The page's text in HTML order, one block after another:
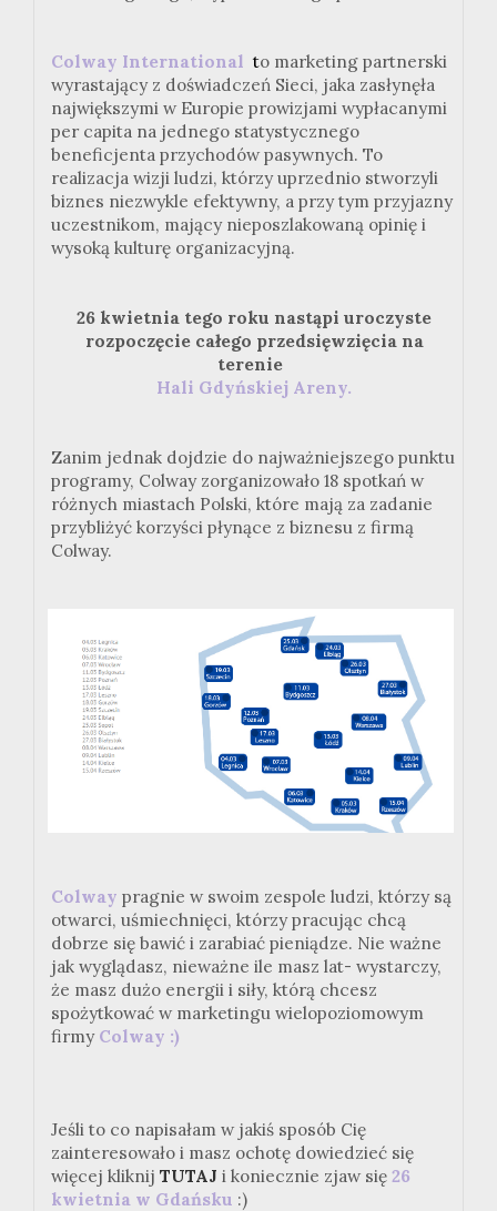
Colway Internationalto marketing partnerski
wyrastający z doświadczeń Sieci, jaka zasłynęła
największymi w Europie prowizjami wypłacanymi
per capita na jednego statystycznego
beneficjenta przychodów pasywnych. To
realizacja wizji ludzi, którzy uprzednio stworzyli
biznes niezwykle efektywny, a przy tym przyjazny
uczestnikom, mający nieposzlakowaną opinię i
wysoką kulturę organizacyjną.
26 kwietnia tego roku nastąpi uroczyste
rozpoczęcie całego przedsięwzięcia na
terenie
Hali Gdyńskiej Areny.
Zanim jednak dojdzie do najważniejszego punktu
programy, Colway zorganizowało 18 spotkań w
różnych miastach Polski, które mają za zadanie
przybliżyć korzyści płynące z biznesu z firmą
Colway.
Colway pragnie w swoim zespole ludzi, którzy są
otwarci, uśmiechnięci, którzy pracując chcą
dobrze się bawić i zarabiać pieniądze. Nie ważne
jak wyglądasz, nieważne ile masz lat- wystarczy,
że masz dużo energii i siły, którą chcesz
spożytkować w marketingu wielopoziomowym
firmyColway :)
Jeśli to co napisałam w jakiś sposób Cię
zainteresowało i masz ochotę dowiedzieć się
więcej kliknij TUTAJ i koniecznie zjaw się 26
kwietnia w Gdańsku :)